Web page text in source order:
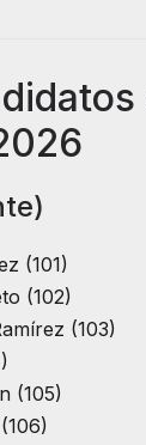
(101)
(102)
(103)
(105)